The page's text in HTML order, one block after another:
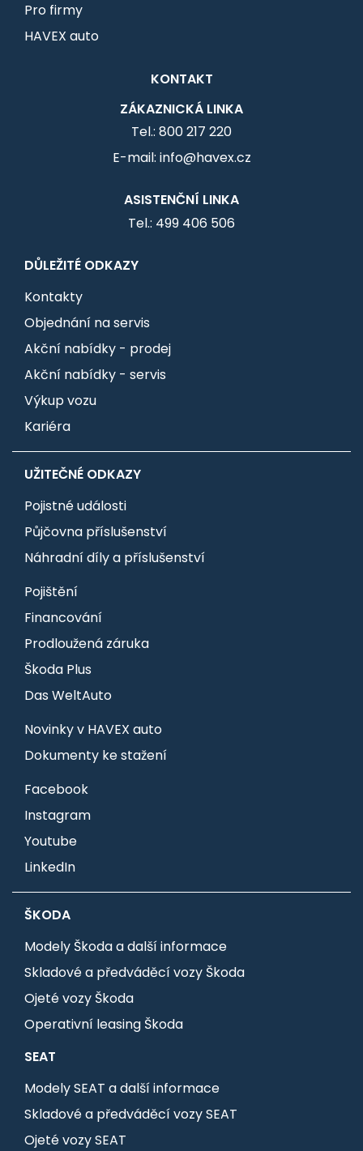
Pro firmy
HAVEX auto
KONTAKT
ZÁKAZNICKÁ LINKA
Tel.: 800 217 220
E-mail: info@havex.cz
ASISTENČNÍ LINKA
Tel.: 499 406 506
DŮLEŽITÉ ODKAZY
Kontakty
Objednání na servis
Akční nabídky - prodej
Akční nabídky - servis
Výkup vozu
Kariéra
UŽITEČNÉ ODKAZY
Pojistné události
Půjčovna příslušenství
Náhradní díly a příslušenství
Pojištění
Financování
Prodloužená záruka
Škoda Plus
Das WeltAuto
Novinky v HAVEX auto
Dokumenty ke stažení
Facebook
Instagram
Youtube
LinkedIn
ŠKODA
Modely Škoda a další informace
Skladové a předváděcí vozy Škoda
Ojeté vozy Škoda
Operativní leasing Škoda
SEAT
Modely SEAT a další informace
Skladové a předváděcí vozy SEAT
Ojeté vozy SEAT